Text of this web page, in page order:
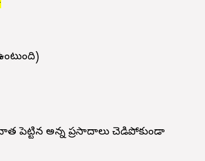
పెట్టిన అన్న ప్రసాదాలు చెడిపోకుండా